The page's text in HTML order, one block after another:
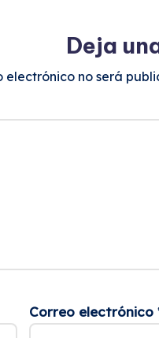
Deja
electrónico no será
Correo electrónico